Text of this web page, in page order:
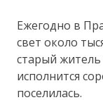
Ежегодно в
свет около
старый
исполнится
поселилась.